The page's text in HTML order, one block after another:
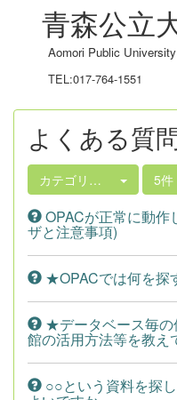
青森公立
Aomori Public University
TEL:017-764-1551
よくある質
カテゴリ選択 5件
OPACが正常に動作
ザと注意事項)
★OPACでは何を探
★データベース毎の
館の活用方法等を教え
○○という資料を探